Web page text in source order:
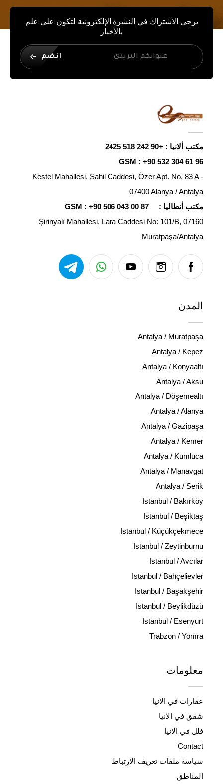
يرجى الاشتراك في النشرة الإلكترونية لتكون على علم
بالأخبار
انضم
مكتب ألانيا : +90 242 518 2425
GSM : +90 532 304 61 96
Kestel Mahallesi, Sahil Caddesi, Özer Apt. No. 83 A -
07400 Alanya / Antalya
مكتب أنطاليا :
GSM : +90 506 043 00 87
Şirinyalı Mahallesi, Lara Caddesi No: 101/B, 07160
Muratpaşa/Antalya
المدن
Antalya / Muratpaşa
Antalya / Kepez
Antalya / Konyaaltı
Antalya / Aksu
Antalya / Döşemealtı
Antalya / Alanya
Antalya / Gazipaşa
Antalya / Kemer
Antalya / Kumluca
Antalya / Manavgat
Antalya / Serik
Istanbul / Bakırköy
Istanbul / Beşiktaş
Istanbul / Küçükçekmece
Istanbul / Zeytinburnu
Istanbul / Avcılar
Istanbul / Bahçelievler
Istanbul / Başakşehir
Istanbul / Beylikdüzü
Istanbul / Esenyurt
Trabzon / Yomra
معلومات
عقارات في الانيا
شقق في الانيا
فلل في الانيا
Contact
سياسة ملفات تعريف الارتباط
المناطق